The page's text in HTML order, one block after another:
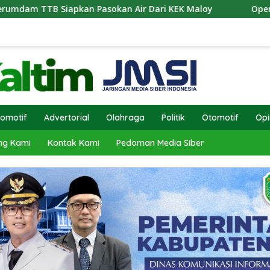
Pasokan Air Dari KEK Maloy Operasi Antik Mahakam
Advertorial Olahraga Politik Otomotif
Kami Kontak Kami Pedoman Media Siber